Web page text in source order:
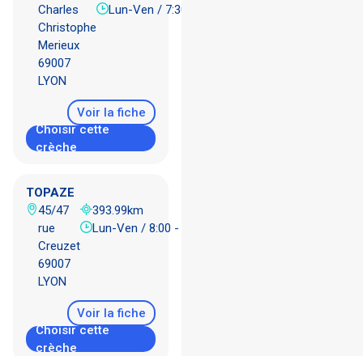
Charles
Christophe
Merieux
69007
LYON
Lun-Ven / 7:30 - 18:30
Voir la fiche
Choisir cette
crèche
TOPAZE
45/47
rue
Creuzet
69007
LYON
393.99km
Lun-Ven / 8:00 - 18:30
Voir la fiche
Choisir cette
crèche